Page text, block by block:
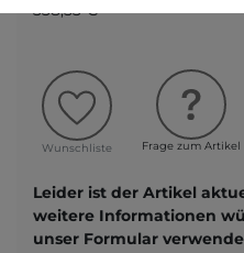
338,53 € *
Wunschliste Frage zum Artikel
Leider ist der Artikel
weitere Informationen
unser Formular